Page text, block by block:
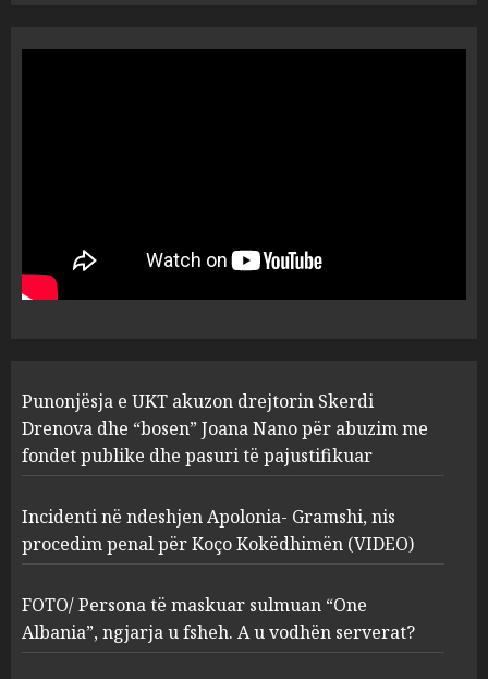
1
“bosen” Joana Nano për
abuzim me fondet publike dhe
pasuri të pajustifikuar
2
Apolonia- Gramshi, nis
procedim penal për Koço
Kokëdhimën (VIDEO)
MARCH 27, 2025
3
FOTO/ Persona të maskuar
sulmuan “One Albania”,
ngjarja u fsheh. A u vodhën
serverat?
MARCH 25, 2025
Punonjësja e UKT akuzon drejtorin Skerdi
Drenova dhe “bosen” Joana Nano për abuzim me
fondet publike dhe pasuri të pajustifikuar
Incidenti në ndeshjen Apolonia- Gramshi, nis
procedim penal për Koço Kokëdhimën (VIDEO)
FOTO/ Persona të maskuar sulmuan “One
Albania”, ngjarja u fsheh. A u vodhën serverat?